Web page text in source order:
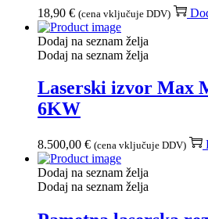
18,90 € (cena vključuje DDV)
Dodaj na seznam želja
Dodaj na seznam želja
Laserski izvor Max
6KW
8.500,00 € (cena vključuje DDV)
Dodaj na seznam želja
Dodaj na seznam želja